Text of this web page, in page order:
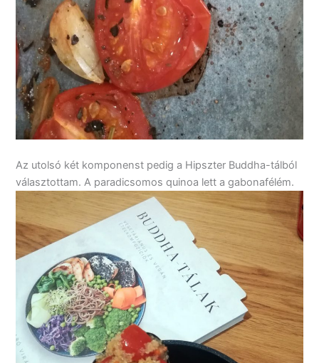
Az utolsó két komponenst pedig a Hipszter Buddha-tálból
választottam. A paradicsomos quinoa lett a gabonafélém.